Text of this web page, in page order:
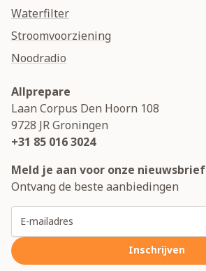
Waterfilter
Stroomvoorziening
Noodradio
Allprepare
Laan Corpus Den Hoorn 108
9728 JRGroningen
+31 85 016 3024
Meld je aan voor onze nieuwsbrief
Ontvang de beste aanbiedingen
Inschrijven